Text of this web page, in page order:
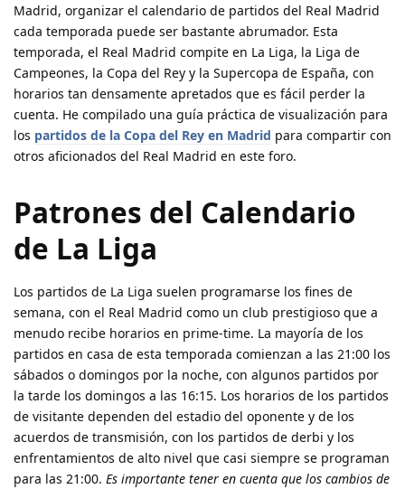
Madrid, organizar el calendario de partidos del Real Madrid
cada temporada puede ser bastante abrumador. Esta
temporada, el Real Madrid compite en La Liga, la Liga de
Campeones, la Copa del Rey y la Supercopa de España, con
horarios tan densamente apretados que es fácil perder la
cuenta. He compilado una guía práctica de visualización para
los partidos de la Copa del Rey en Madrid para compartir con
otros aficionados del Real Madrid en este foro.
Patrones del Calendario
de La Liga
Los partidos de La Liga suelen programarse los fines de
semana, con el Real Madrid como un club prestigioso que a
menudo recibe horarios en prime-time. La mayoría de los
partidos en casa de esta temporada comienzan a las 21:00 los
sábados o domingos por la noche, con algunos partidos por
la tarde los domingos a las 16:15. Los horarios de los partidos
de visitante dependen del estadio del oponente y de los
acuerdos de transmisión, con los partidos de derbi y los
enfrentamientos de alto nivel que casi siempre se programan
para las 21:00. Es importante tener en cuenta que los cambios de